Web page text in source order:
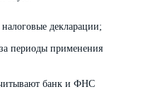
декларации;
периоды применения
банк и ФНС